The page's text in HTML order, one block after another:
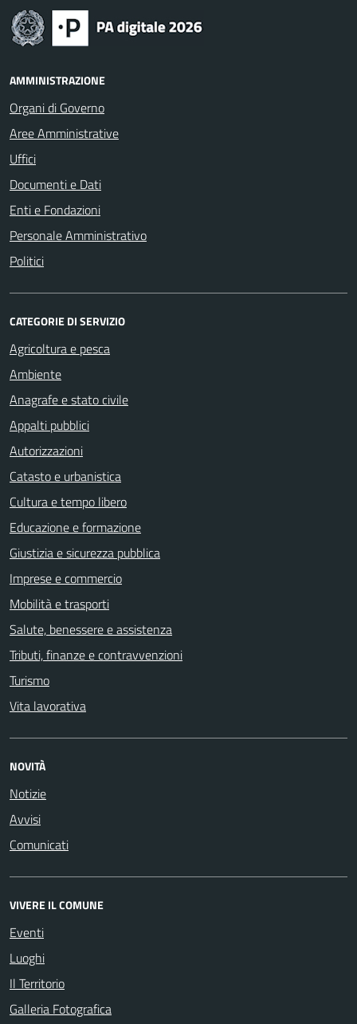
AMMINISTRAZIONE
Organi di Governo
Aree Amministrative
Uffici
Documenti e Dati
Enti e Fondazioni
Personale Amministrativo
Politici
CATEGORIE DI SERVIZIO
Agricoltura e pesca
Ambiente
Anagrafe e stato civile
Appalti pubblici
Autorizzazioni
Catasto e urbanistica
Cultura e tempo libero
Educazione e formazione
Giustizia e sicurezza pubblica
Imprese e commercio
Mobilità e trasporti
Salute, benessere e assistenza
Tributi, finanze e contravvenzioni
Turismo
Vita lavorativa
NOVITÀ
Notizie
Avvisi
Comunicati
VIVERE IL COMUNE
Eventi
Luoghi
Il Territorio
Galleria Fotografica